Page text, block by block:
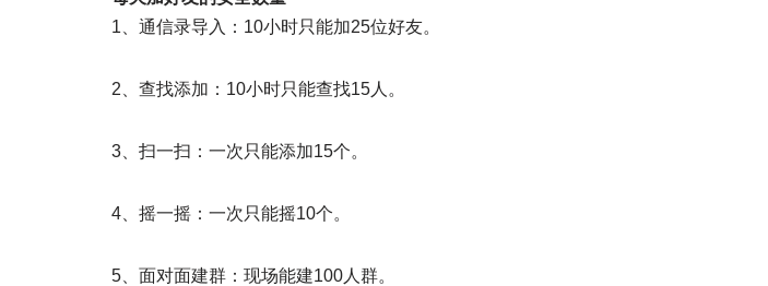
1、通信录导入：10小时只能加25位好友。
2、查找添加：10小时只能查找15人。
3、扫一扫：一次只能添加15个。
4、摇一摇：一次只能摇10个。
5、面对面建群：现场能建100人群。